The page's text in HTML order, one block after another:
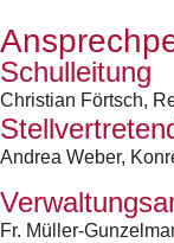
Schulleitung
Christian Förtsch,
Andrea Weber,
Fr. Müller-